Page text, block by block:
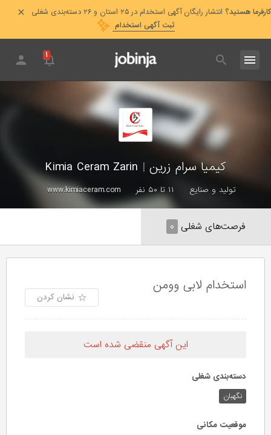
کارفرما هستید؟ انتشار رایگان آگهی استخدام در ۲۵ استان و ۲۶ دسته‌بندی شغلی
ثبت آگهی استخدام
۱
کیمیا سرام زرین |
تولید و صنایع ۱۱ تا ۵۰ نفر www.kimiaceram.com
فرصت‌های شغلی ۰
استخدام لابی وومن
نشان کردن
این آگهی منقضی شده است
دسته‌بندی شغلی
نگهبان
موقعیت مکانی